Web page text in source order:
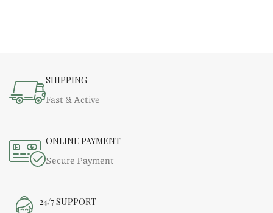
SHIPPING
Fast & Active
ONLINE PAYMENT
Secure Payment
24/7 SUPPORT